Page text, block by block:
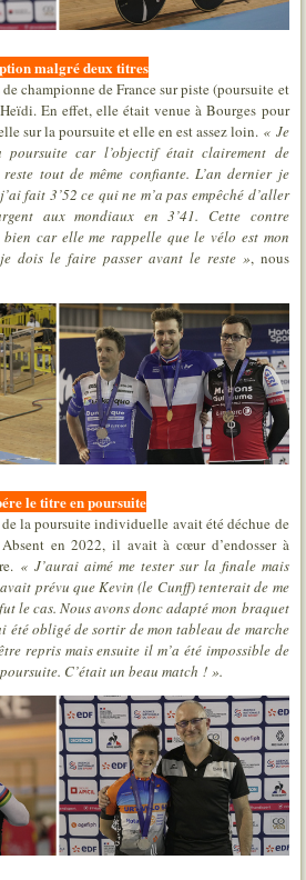
malgré deux titres
championne de France sur piste (poursuite et
En effet, elle était venue à Bourges pour
sur la poursuite et elle en est assez loin. « Je
car l’objectif était clairement de
reste tout de même confiante. L’an dernier je
fait 3’52 ce qui ne m’a pas empêché d’aller
aux mondiaux en 3’41. Cette contre
car elle me rappelle que le vélo est mon
dois le faire passer avant le reste », nous
le titre en poursuite
la poursuite individuelle avait été déchue de
en 2022, il avait à cœur d’endosser à
« J’aurai aimé me tester sur la finale mais
prévu que Kevin (le Cunff) tenterait de me
le cas. Nous avons donc adapté mon braquet
été obligé de sortir de mon tableau de marche
repris mais ensuite il m’a été impossible de
C’était un beau match ! ».